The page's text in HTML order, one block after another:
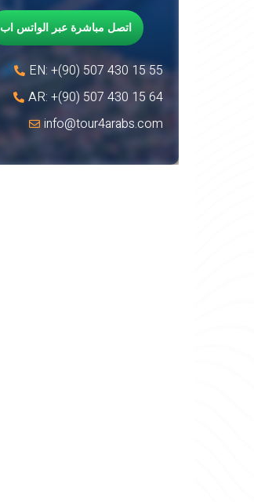
اتصل مباشرة عبر الواتس اب
EN: +(90) 507 430 15 55
AR: +(90) 507 430 15 64
info@tour4arabs.com